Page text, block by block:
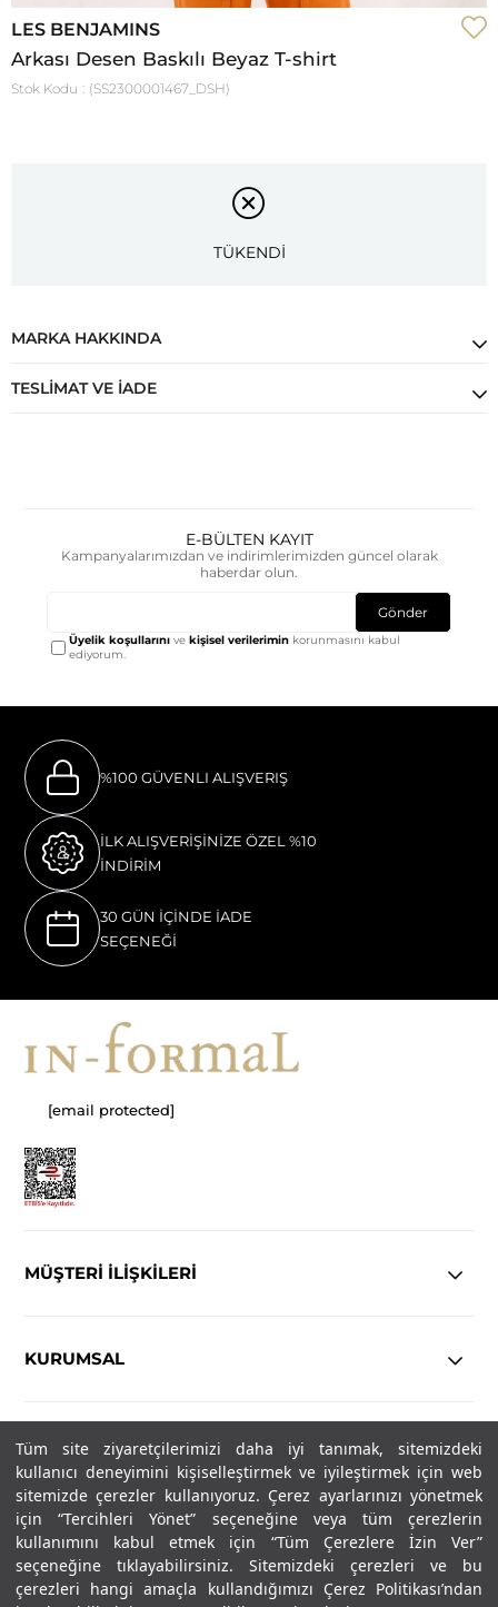
Tüm site ziyaretçilerimizi daha iyi tanımak, sitemizdeki
kullanıcı deneyimini kişiselleştirmek ve iyileştirmek için web
sitemizde çerezler kullanıyoruz. Çerez ayarlarınızı yönetmek
için “Tercihleri Yönet” seçeneğine veya tüm çerezlerin
kullanımını kabul etmek için “Tüm Çerezlere İzin Ver”
seçeneğine tıklayabilirsiniz. Sitemizdeki çerezleri ve bu
çerezleri hangi amaçla kullandığımızı Çerez Politikası’ndan
LES BENJAMINS
Arkası Desen Baskılı Beyaz T-shirt
Stok Kodu (SS2300001467_DSH)
TÜKENDİ
MARKA HAKKINDA
TESLIMAT VE İADE
E-BÜLTEN KAYIT
Kampanyalarımızdan ve indirimlerimizden güncel olarak
haberdar olun.
Gönder
Üyelik koşullarını vekişisel verilerimin korunmasını kabul
ediyorum.
%100 GÜVENLI ALIŞVERIŞ
İLK ALIŞVERİŞİNİZE ÖZEL %10
İNDİRİM
30 GÜN İÇİNDE İADE
SEÇENEĞİ
[email protected]
MÜŞTERİ İLİŞKİLERİ
KURUMSAL
YASAL
Copyright© 2025 IN-FORMAL Tüm hakları saklıdır.
SOSYAL MEDYA